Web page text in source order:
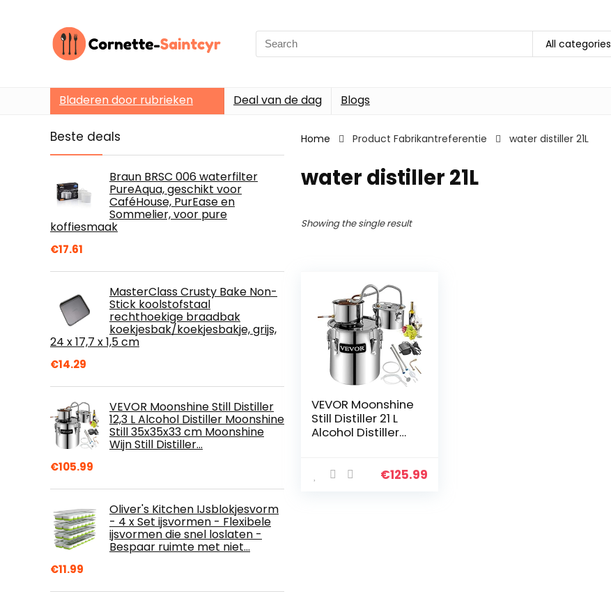
Search
for:
All categories
Bladeren door rubrieken Deal van de dag Blogs
Beste deals
Braun BRSC 006 waterfilter
PureAqua, geschikt voor
CaféHouse, PurEase en
Sommelier, voor pure
koffiesmaak
€17.61
MasterClass Crusty Bake Non-
Stick koolstofstaal
rechthoekige braadbak
koekjesbak/koekjesbakje, grijs,
24 x 17,7 x 1,5 cm
€14.29
VEVOR Moonshine Still Distiller
12,3 L Alcohol Distiller Moonshine
Still 35x35x33 cm Moonshine
Wijn Still Distiller…
€105.99
Oliver's Kitchen IJsblokjesvorm
- 4 x Set ijsvormen - Flexibele
ijsvormen die snel loslaten -
Bespaar ruimte met niet…
€11.99
Home Product Fabrikantreferentie water distiller 21L
water distiller 21L
Showing the single result
VEVOR Moonshine
Still Distiller 21 L
Alcohol Distiller
Moonshine Wijn
€125.99